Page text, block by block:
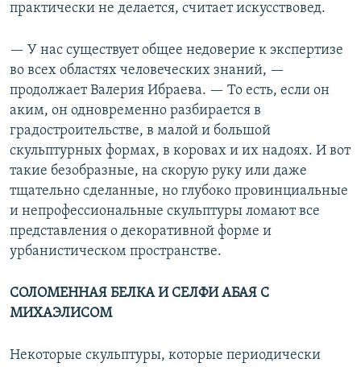
практически не делается, считает искусствовед.
— У нас существует общее недоверие к экспертизе
во всех областях человеческих знаний, —
продолжает Валерия Ибраева. — То есть, если он
аким, он одновременно разбирается в
градостроительстве, в малой и большой
скульптурных формах, в коровах и их надоях. И вот
такие безобразные, на скорую руку или даже
тщательно сделанные, но глубоко провинциальные
и непрофессиональные скульптуры ломают все
представления о декоративной форме и
урбанистическом пространстве.
СОЛОМЕННАЯ БЕЛКА И СЕЛФИ АБАЯ С
МИХАЭЛИСОМ
Некоторые скульптуры, которые периодически